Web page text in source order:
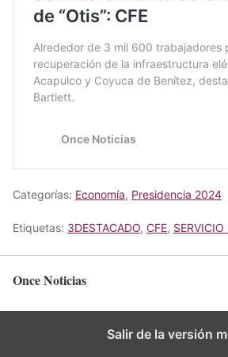
Categorías: Economía, Presidencia 2024
Etiquetas: 3DESTACADO, CFE, SERVICIO
Once Noticias
Salir de la versión